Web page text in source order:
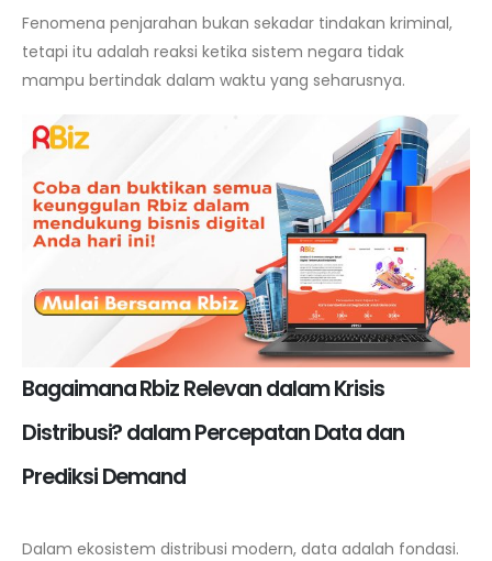
Fenomena penjarahan bukan sekadar tindakan kriminal,
tetapi itu adalah reaksi ketika sistem negara tidak
mampu bertindak dalam waktu yang seharusnya.
Bagaimana Rbiz Relevan dalam Krisis
Distribusi? dalam Percepatan Data dan
Prediksi Demand
Dalam ekosistem distribusi modern, data adalah fondasi.